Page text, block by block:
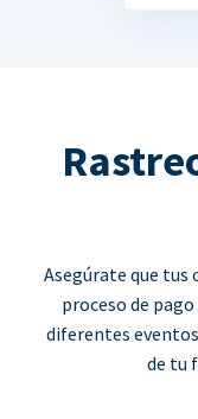
Asegúrate que tus
proceso de
diferentes
de tu